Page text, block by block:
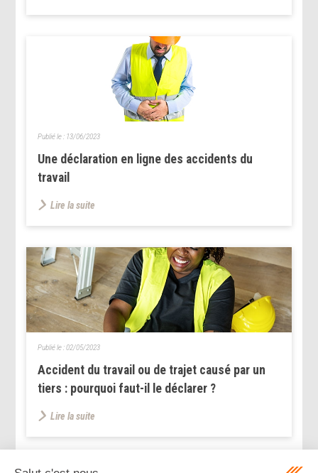
Une déclaration en ligne des accidents du
travail
Publié le : 13/06/2023
Lire la suite
Accident du travail ou de trajet causé par un
tiers : pourquoi faut-il le déclarer ?
Publié le :02/05/2023
Lire la suite